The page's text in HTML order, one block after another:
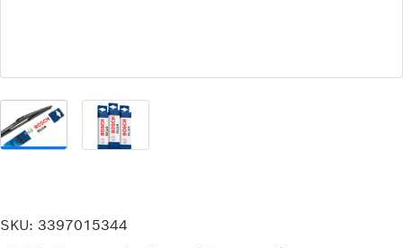
SKU: 3397015344